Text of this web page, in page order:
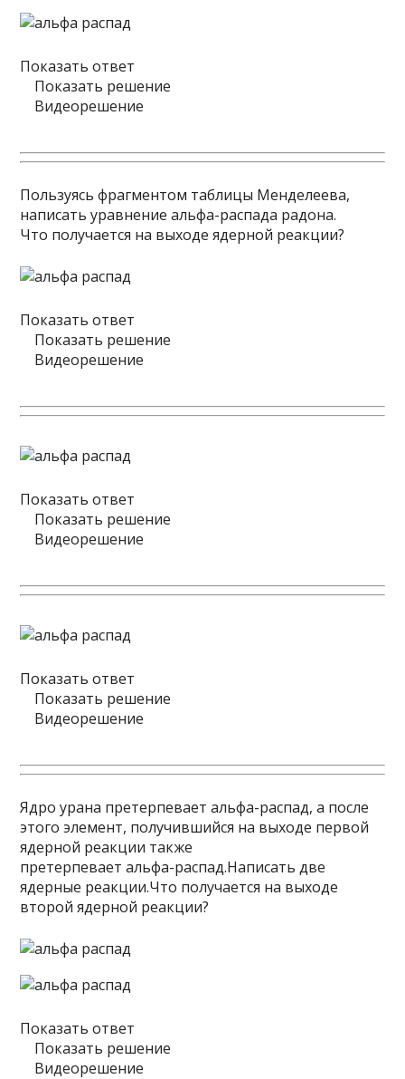
Показать ответ
Показать решение
Видеорешение
Пользуясь фрагментом таблицы Менделеева,
написать уравнение альфа-распада радона.
Что получается на выходе ядерной реакции?
Показать ответ
Показать решение
Видеорешение
Показать ответ
Показать решение
Видеорешение
Показать ответ
Показать решение
Видеорешение
Ядро урана претерпевает альфа-распад, а после
этого элемент, получившийся на выходе первой
ядерной реакции также
претерпевает альфа-распад.Написать две
ядерные реакции.Что получается на выходе
второй ядерной реакции?
Показать ответ
Показать решение
Видеорешение